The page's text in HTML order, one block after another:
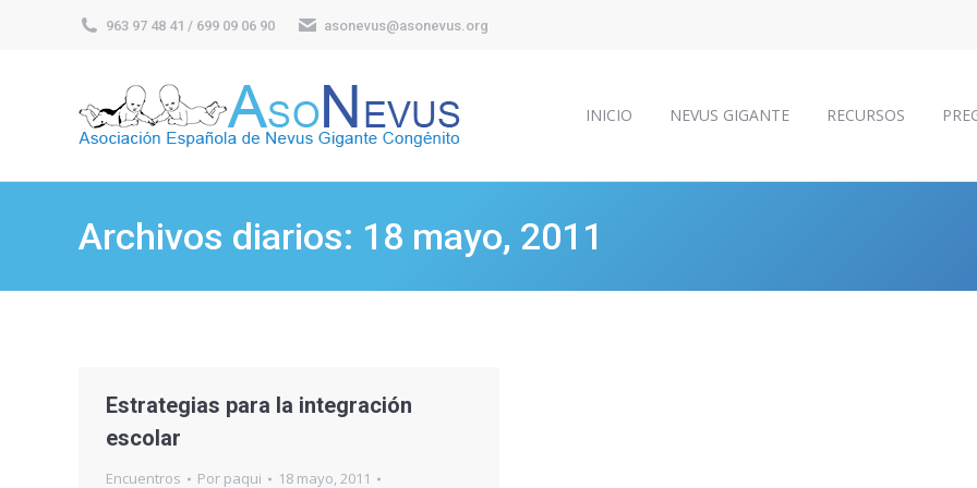
963 97 48 41 / 699 09 06 90 asonevus@asonevus.org
INICIO NEVUS GIGANTE RECURSOS
Archivos diarios: 18 mayo, 2011
Estrategias para la integración
escolar
Encuentros Por paqui
18 mayo, 2011